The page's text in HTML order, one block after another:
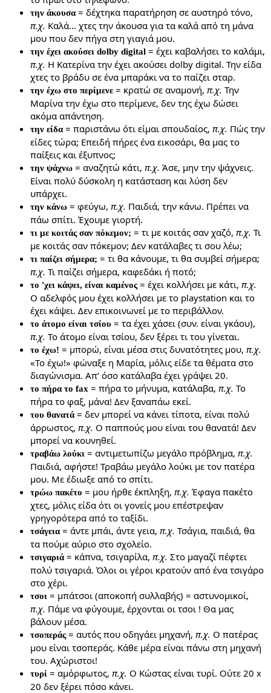
την άκουσα= δέχτηκα παρατήρηση σε αυστηρό τόνο,
π.χ. Καλά… χτες την άκουσα για τα καλά από τη μάνα
μου που δεν πήγα στη γιαγιά μου.
την έχει ακούσει dolby digital = έχει καβαλήσει το καλάμι,
π.χ. Η Κατερίνα την έχει ακούσει dolby digital. Την είδα
χτες το βράδυ σε ένα μπαράκι να το παίζει σταρ.
την έχω στο περίμενε = κρατώ σε αναμονή, π.χ. Την
Μαρίνα την έχω στο περίμενε, δεν της έχω δώσει
ακόμα απάντηση.
την είδα= παριστάνω ότι είμαι σπουδαίος, π.χ. Πώς την
είδες τώρα; Επειδή πήρες ένα εικοσάρι, θα μας το
παίξεις και έξυπνος;
την ψάχνω = αναζητώ κάτι, π.χ. Άσε, μην την ψάχνεις.
Είναι πολύ δύσκολη η κατάσταση και λύση δεν
υπάρχει.
την κάνω = φεύγω, π.χ. Παιδιά, την κάνω. Πρέπει να
πάω σπίτι. Έχουμε γιορτή.
τι με κοιτάς σαν πόκεμον; = τι με κοιτάς σαν χαζό, π.χ. Τι
με κοιτάς σαν πόκεμον; Δεν κατάλαβες τι σου λέω;
τι παίζει σήμερα; = τι θα κάνουμε, τι θα συμβεί σήμερα;
π.χ. Τι παίζει σήμερα, καφεδάκι ή ποτό;
το 'χει κάψει, είναι καμένος= έχει κολλήσει με κάτι, π.χ.
Ο αδελφός μου έχει κολλήσει με το playstation και το
έχει κάψει. Δεν επικοινωνεί με το περιβάλλον.
το άτομο είναι τσίου = τα έχει χάσει (συν. είναι γκάου),
π.χ. Το άτομο είναι τσίου, δεν ξέρει τι του γίνεται.
το έχω! = μπορώ, είναι μέσα στις δυνατότητες μου, π.χ.
«Το έχω!» φώναξε η Μαρία, μόλις είδε τα θέματα στο
διαγώνισμα. Απ’ όσο κατάλαβα έχει γράψει 20.
το πήρα το fax = πήρα το μήνυμα, κατάλαβα, π.χ. Το
πήρα το φαξ, μάνα! Δεν ξαναπάω εκεί.
του θανατά= δεν μπορεί να κάνει τίποτα, είναι πολύ
άρρωστος, π.χ. Ο παππούς μου είναι του θανατά! Δεν
μπορεί να κουνηθεί.
τραβάω λούκι = αντιμετωπίζω μεγάλο πρόβλημα, π.χ.
Παιδιά, αφήστε! Τραβάω μεγάλο λούκι με τον πατέρα
μου. Με έδιωξε από το σπίτι.
τρώω πακέτο = μου ήρθε έκπληξη, π.χ. Έφαγα πακέτο
χτες, μόλις είδα ότι οι γονείς μου επέστρεψαν
γρηγορότερα από το ταξίδι.
τσάγεια= άντε μπάι, άντε γεια, π.χ. Τσάγια, παιδιά, θα
τα πούμε αύριο στο σχολείο.
τσιγαριά= κάπνα, τσιγαρίλα, π.χ. Στο μαγαζί πέφτει
πολύ τσιγαριά. Όλοι οι γέροι κρατούν από ένα τσιγάρο
στο χέρι.
τσοι = μπάτσοι (αποκοπή συλλαβής) = αστυνομικοί,
π.χ. Πάμε να φύγουμε, έρχονται οι τσοι ! Θα μας
βάλουν μέσα.
τσοπεράς= αυτός που οδηγάει μηχανή, π.χ. Ο πατέρας
μου είναι τσοπεράς. Κάθε μέρα είναι πάνω στη μηχανή
του. Αχώριστοι!
τυρί = αμόρφωτος, π.χ. Ο Κώστας είναι τυρί. Ούτε 20 x
20 δεν ξέρει πόσο κάνει.